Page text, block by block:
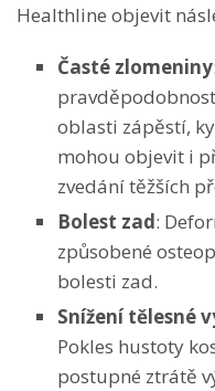
Healthline objevit
Časté zlomeniny
oblasti zápěstí,
mohou objevit i
zvedání těžších
Bolest zad:
způsobené
bolesti zad.
Snížení tělesné
Pokles hustoty
postupné ztrátě